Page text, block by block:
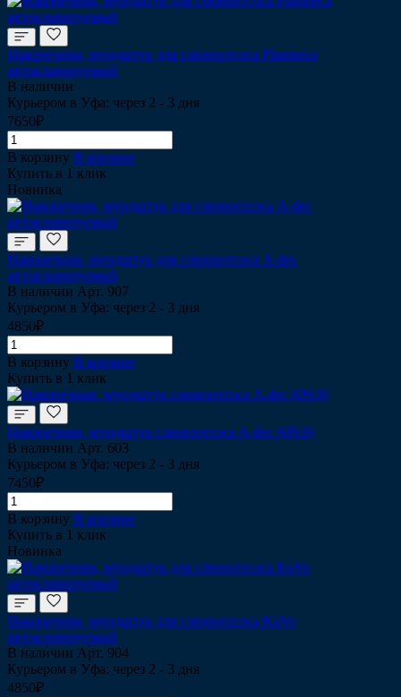
Наконечник, мундштук для слюноотсоса Planmeca
автоклавируемый
В наличии
Курьером в Уфа: через 2 - 3 дня
7650₽
В корзину В корзине
Купить в 1 клик
Новинка
Наконечник, мундштук для слюноотсоса A-dec
автоклавируемый
В наличии Арт. 907
Курьером в Уфа: через 2 - 3 дня
4850₽
В корзину В корзине
Купить в 1 клик
Наконечник, мундштук слюноотсоса A-dec (Ø9.8)
В наличии Арт. 603
Курьером в Уфа: через 2 - 3 дня
7450₽
В корзину В корзине
Купить в 1 клик
Новинка
Наконечник, мундштук для слюноотсоса KaVo
автоклавируемый
В наличии Арт. 904
Курьером в Уфа: через 2 - 3 дня
4850₽